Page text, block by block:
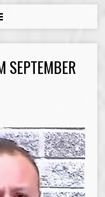
SEPTEMBER